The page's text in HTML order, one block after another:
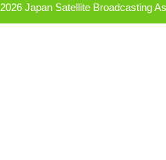
2026 Japan Satellite Broadcasting